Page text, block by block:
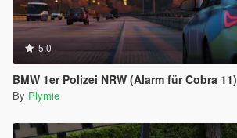
5.0
BMW 1er Polizei NRW (Alarm für Cobra 11)
By Plymie